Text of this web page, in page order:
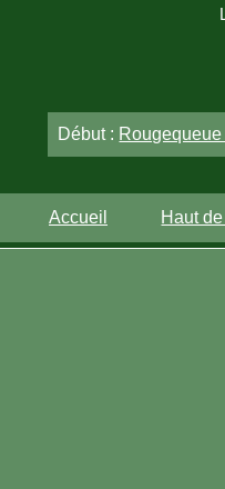
Début :
Accueil Haut